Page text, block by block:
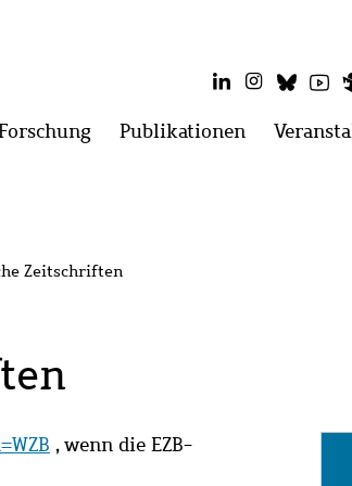
LinkedInInstagram
Menü
Publikationen Menü
Zeitschriften
, wenn die EZB-